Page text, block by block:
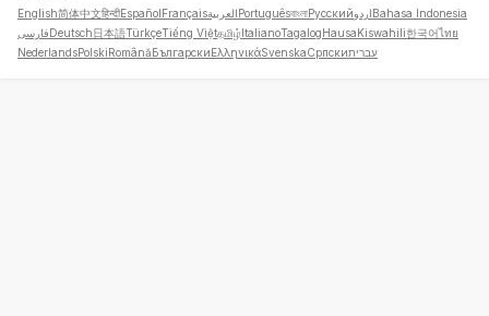
English简体中文हिन्दीEspañolFrançaisالعربيةPortuguêsবাংলাРусскийاردوBahasa Indonesia
فارسیDeutsch日本語TürkçeTiếng Việtதமிழ்ItalianoTagalogHausaKiswahili한국어ไทย
NederlandsPolskiRomânăБългарскиΕλληνικάSvenskaСрпскиעברית